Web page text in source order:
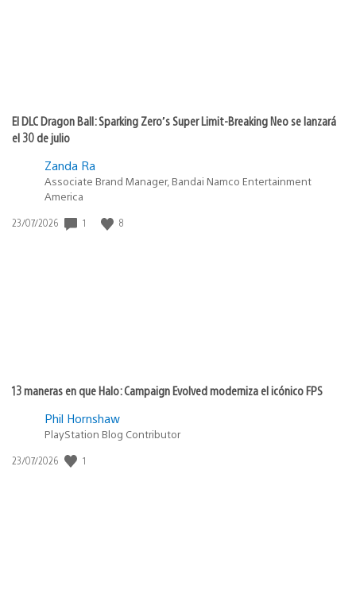
El DLC Dragon Ball: Sparking Zero’s Super Limit-Breaking Neo se lanzará
el 30 de julio
Zanda Ra
Associate Brand Manager, Bandai Namco Entertainment
America
Fecha
23/07/2026 1 8
13 maneras en que Halo: Campaign Evolved moderniza el icónico FPS
Phil Hornshaw
PlayStation Blog Contributor
Fecha
23/07/2026 1